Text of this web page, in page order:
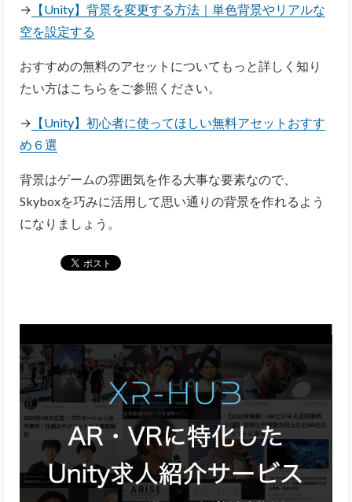
→ 【Unity】背景を変更する方法｜単色背景やリアルな
空を設定する
おすすめの無料のアセットについてもっと詳しく知り
たい方はこちらをご参照ください。
→ 【Unity】初心者に使ってほしい無料アセットおすす
め６選
背景はゲームの雰囲気を作る大事な要素なので、
Skyboxを巧みに活用して思い通りの背景を作れるよう
になりましょう。